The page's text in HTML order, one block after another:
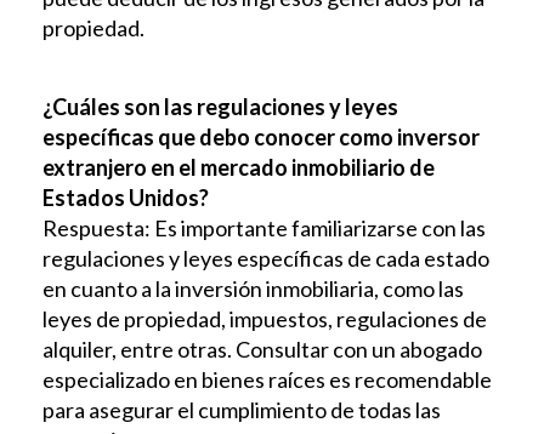
propiedad.
¿Cuáles son las regulaciones y leyes
específicas que debo conocer como inversor
extranjero en el mercado inmobiliario de
Estados Unidos?
Respuesta: Es importante familiarizarse con las
regulaciones y leyes específicas de cada estado
en cuanto a la inversión inmobiliaria, como las
leyes de propiedad, impuestos, regulaciones de
alquiler, entre otras. Consultar con un abogado
especializado en bienes raíces es recomendable
para asegurar el cumplimiento de todas las